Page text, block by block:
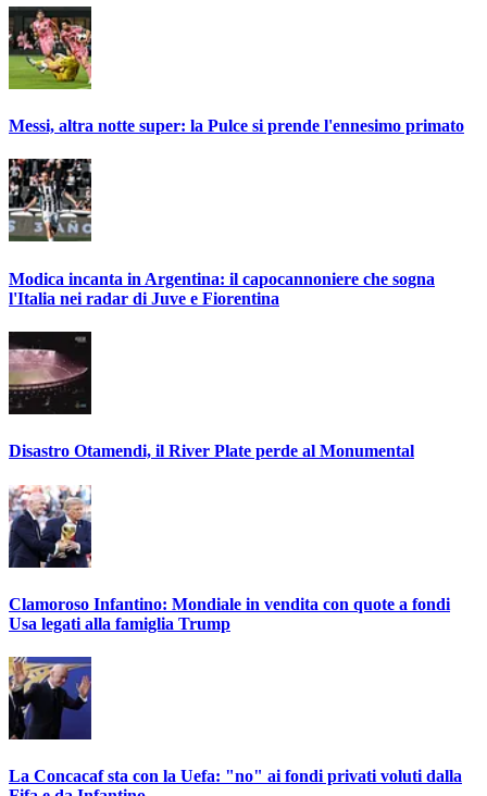
Messi, altra notte super: la Pulce si prende l'ennesimo primato
Modica incanta in Argentina: il capocannoniere che sogna
l'Italia nei radar di Juve e Fiorentina
Disastro Otamendi, il River Plate perde al Monumental
Clamoroso Infantino: Mondiale in vendita con quote a fondi
Usa legati alla famiglia Trump
La Concacaf sta con la Uefa: "no" ai fondi privati voluti dalla